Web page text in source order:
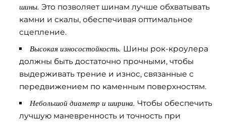
шины. Это позволяет шинам лучше обхватывать
камни и скалы, обеспечивая оптимальное
сцепление.
Высокая износостойкость. Шины рок-кроулера
должны быть достаточно прочными, чтобы
выдерживать трение и износ, связанные с
передвижением по каменным поверхностям.
Небольшой диаметр и ширина. Чтобы обеспечить
лучшую маневренность и точность при